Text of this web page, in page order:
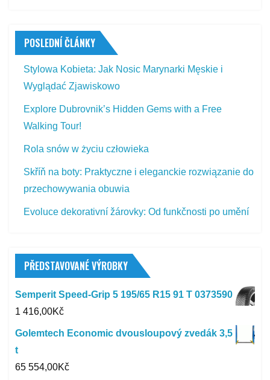
POSLEDNÍ ČLÁNKY
Stylowa Kobieta: Jak Nosic Marynarki Męskie i
Wyglądać Zjawiskowo
Explore Dubrovnik’s Hidden Gems with a Free
Walking Tour!
Rola snów w życiu człowieka
Skříň na boty: Praktyczne i eleganckie rozwiązanie do
przechowywania obuwia
Evoluce dekorativní žárovky: Od funkčnosti po umění
PŘEDSTAVOVANÉ VÝROBKY
Semperit Speed-Grip 5 195/65 R15 91 T 0373590
1 416,00Kč
Golemtech Economic dvousloupový zvedák 3,5
t
65 554,00Kč